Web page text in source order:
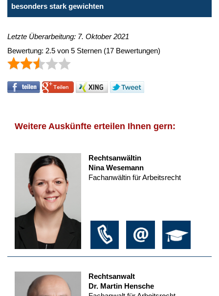
besonders stark gewichten
Letzte Überarbeitung: 7. Oktober 2021
Bewertung: 2.5 von 5 Sternen (17 Bewertungen)
Weitere Auskünfte erteilen Ihnen gern:
Rechtsanwältin
Nina Wesemann
Fachanwältin für Arbeitsrecht
Rechtsanwalt
Dr. Martin Hensche